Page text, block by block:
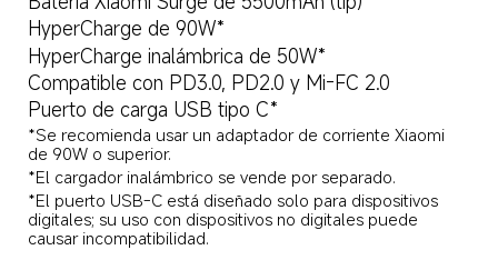
HyperCharge de 90W*
HyperCharge inalámbrica de 50W*
Compatible con PD3.0, PD2.0 y Mi-FC 2.0
Puerto de carga USB tipo C*
*Se recomienda usar un adaptador de corriente Xiaomi
de 90W o superior.
*El cargador inalámbrico se vende por separado.
*El puerto USB-C está diseñado solo para dispositivos
digitales; su uso con dispositivos no digitales puede
causar incompatibilidad.